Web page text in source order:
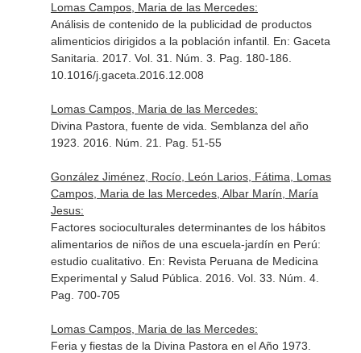
Lomas Campos, Maria de las Mercedes:
Análisis de contenido de la publicidad de productos
alimenticios dirigidos a la población infantil. En: Gaceta
Sanitaria . 2017. Vol. 31. Núm. 3. Pag. 180-186.
10.1016/j.gaceta.2016.12.008
Lomas Campos, Maria de las Mercedes:
Divina Pastora, fuente de vida. Semblanza del año
1923. 2016. Núm. 21. Pag. 51-55
González Jiménez, Rocío, León Larios, Fátima, Lomas
Campos, Maria de las Mercedes, Albar Marín, María
Jesus:
Factores socioculturales determinantes de los hábitos
alimentarios de niños de una escuela-jardín en Perú:
estudio cualitativo. En: Revista Peruana de Medicina
Experimental y Salud Pública . 2016. Vol. 33. Núm. 4.
Pag. 700-705
Lomas Campos, Maria de las Mercedes:
Feria y fiestas de la Divina Pastora en el Año 1973.